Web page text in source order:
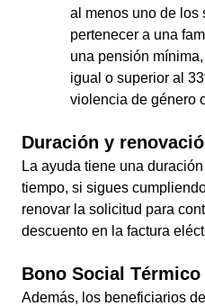
al menos uno de los
pertenecer a una
una pensión
igual o superior al
violencia de género
Duración y
La ayuda tiene una
tiempo, si sigues
renovar la solicitud para
descuento en la factura
Bono Social Térmico
Además, los beneficiarios